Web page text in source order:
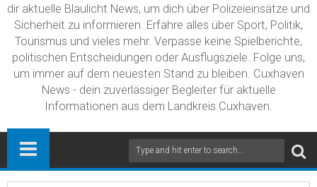
dir aktuelle Blaulicht News, um dich über Polizeieinsätze und
Sicherheit zu informieren. Erfahre alles über Sport, Politik,
Tourismus und vieles mehr. Verpasse keine Spielberichte,
politischen Entscheidungen oder Ausflugsziele. Folge uns,
um immer auf dem neuesten Stand zu bleiben. Cuxhaven
News - dein zuverlässiger Begleiter für aktuelle
Informationen aus dem Landkreis Cuxhaven.